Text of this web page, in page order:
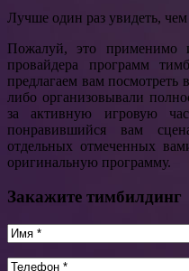
Лучше один раз увидеть, чем
Пожалуй, это применимо
провайдера программ
предлагаем вам
либо организовывали
за активную игровую
понравившийся вам
отдельных отмеченных
оригинальную программу.
Закажите тимбилдинг